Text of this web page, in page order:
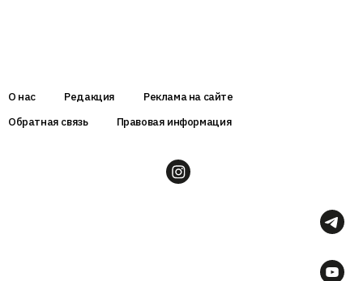
О нас Редакция
Реклама на сайте
Обратная связь
Правовая информация